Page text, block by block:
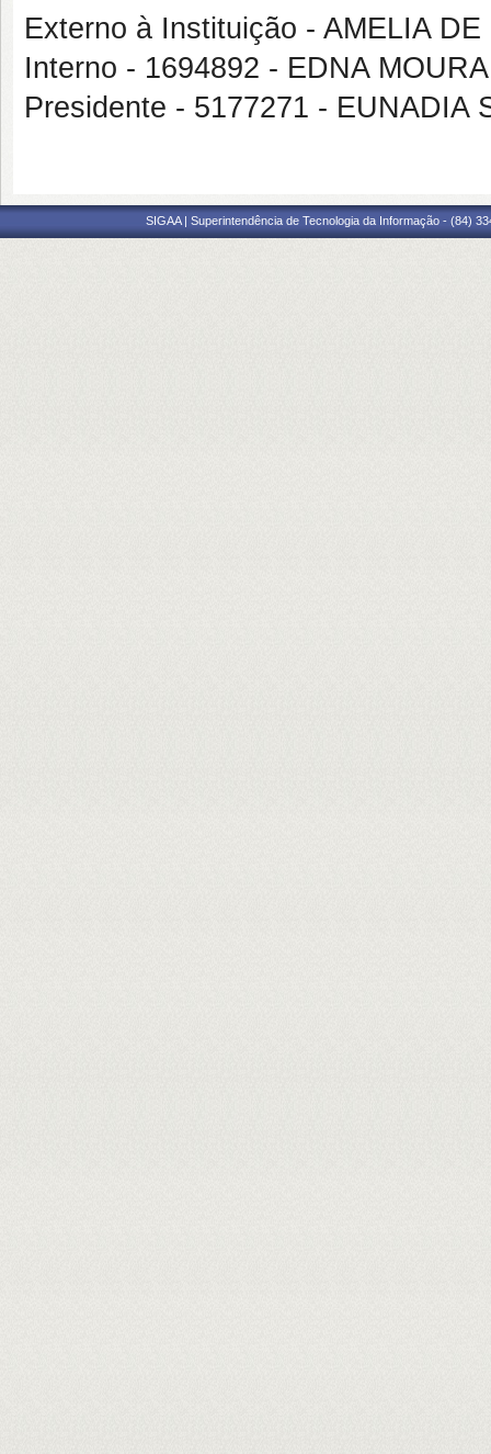
Externo à Instituição - AMELIA
Interno - 1694892 - EDNA
Presidente - 5177271 - EUNADIA
SIGAA | Superintendência de Tecnologia da Informação - (84)